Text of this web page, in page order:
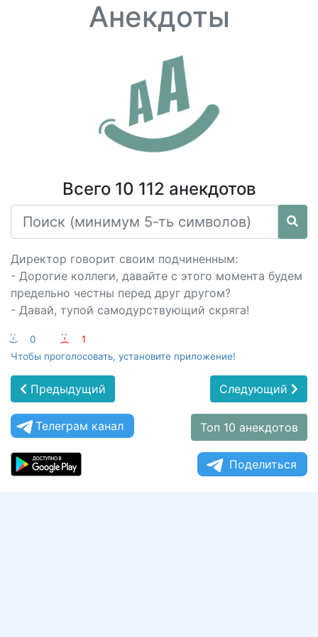
Анекдоты
Всего 10 112 анекдотов
Директор говорит своим подчиненным:
- Дорогие коллеги, давайте с этого момента будем
предельно честны перед друг другом?
- Давай, тупой самодурствующий скряга!
:-) 0 :-(
1
Чтобы проголосовать, установите приложение!
Предыдущий Следующий
Телеграм канал Топ 10 анекдотов
Поделиться